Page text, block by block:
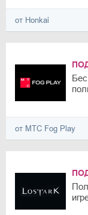
от Honkai
от МТС Fog Play